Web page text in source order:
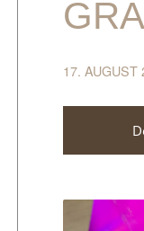
17. AUGUST